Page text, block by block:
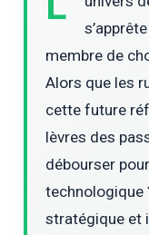
membre de
Alors que les
cette future
lèvres des
débourser
technologique
stratégique et